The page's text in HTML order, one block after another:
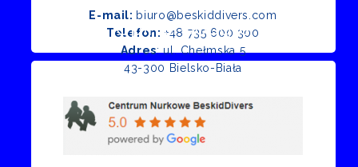
E-mail: biuro@beskiddivers.com
Telefon: +48 735 600 300
Adres: ul. Chełmska 5
43-300 Bielsko-Biała
Opinie Google